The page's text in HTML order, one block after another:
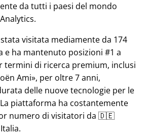
da tutti i paesi del mondo
visitata mediamente da 174
e ha mantenuto posizioni #1 a
termini di ricerca premium, inclusi
Ami , per oltre 7 anni,
delle nuove tecnologie per le
piattaforma ha costantemente
numero di visitatori da 🇩🇪